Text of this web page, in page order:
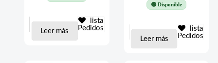
Leer más
lista
Pedidos
🟢 Disponible
Leer más
lista
Pedidos